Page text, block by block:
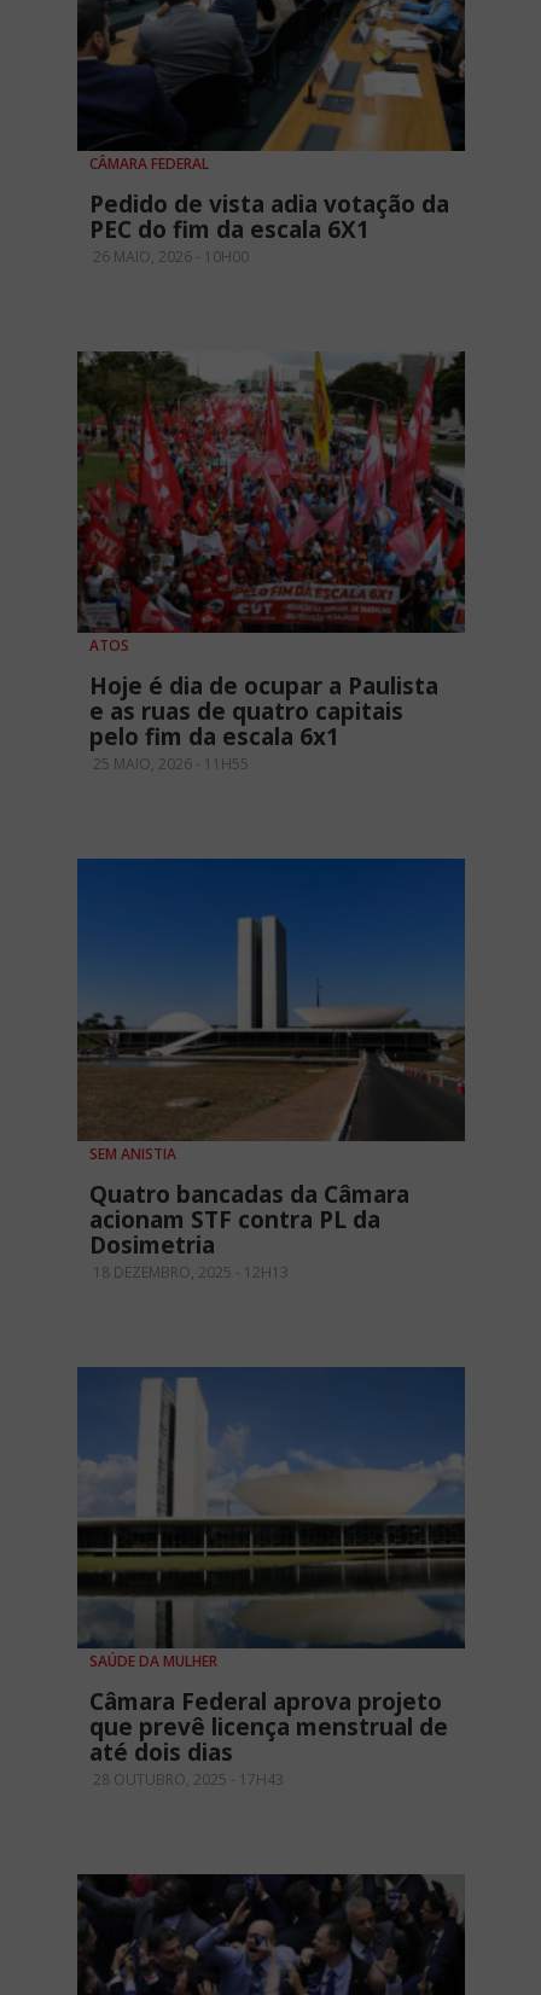
CÂMARA FEDERAL
Pedido de vista adia votação da
PEC do fim da escala 6X1
26 MAIO, 2026 - 10H00
ATOS
Hoje é dia de ocupar a Paulista
e as ruas de quatro capitais
pelo fim da escala 6x1
25 MAIO, 2026 - 11H55
SEM ANISTIA
Quatro bancadas da Câmara
acionam STF contra PL da
Dosimetria
18 DEZEMBRO, 2025 - 12H13
SAÚDE DA MULHER
Câmara Federal aprova projeto
que prevê licença menstrual de
até dois dias
28 OUTUBRO, 2025 - 17H43